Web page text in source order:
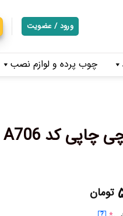
ورود / عضویت
چوب پرده و لوازم نصب
تومان